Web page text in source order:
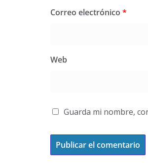
Correo electrónico *
Web
Guarda mi nombre,